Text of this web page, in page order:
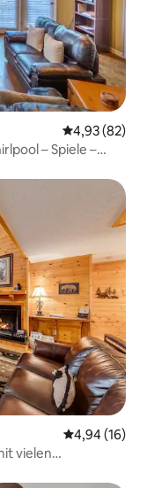
4,93 (82)
– Spiele –
4,94 (16)
vielen